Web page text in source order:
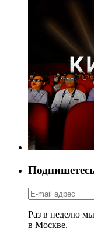
Раз в неделю
в Москве.